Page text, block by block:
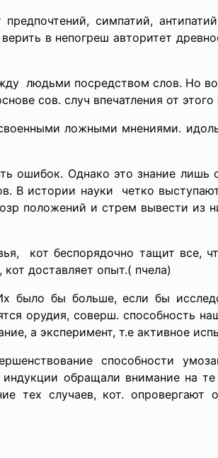
симпатий,
в непогреш авторитет
людьми посредством слов. Но во
сов. случ впечатления от
ложными мнениями.
ошибок. Однако это знание лишь
В истории науки четко
положений и стрем вывести из
кот беспорядочно тащит все,
доставляет опыт.( пчела)
было бы больше, если бы
орудия, соверш. способность
а эксперимент, т.е активное
способности
обращали внимание на
тех случаев, кот. опровергают